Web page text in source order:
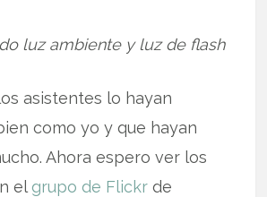
luz ambiente y luz de flash
asistentes lo hayan
como yo y que hayan
Ahora espero ver los
el grupo de Flickr de